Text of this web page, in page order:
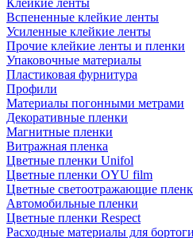
Вспененные клейкие ленты
Усиленные клейкие ленты
Прочие клейкие ленты и пленки
Упаковочные материалы
Пластиковая фурнитура
Профили
Материалы погонными метрами
Декоративные пленки
Магнитные пленки
Витражная пленка
Цветные пленки Unifol
Цветные пленки OYU film
Цветные светоотражающие
Автомобильные пленки
Цветные пленки Respect
Расходные материалы для